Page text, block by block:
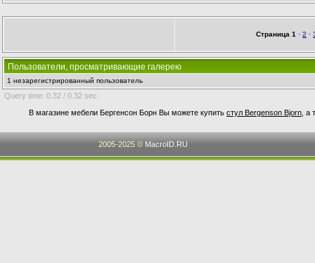
Страница 1 · 2 ·
Пользователи, просматривающие галерею
1 незарегистрированный пользователь
Query time: 0.32 / 0.32 sec.
В магазине мебели Бергенсон Борн Вы можете купить стул Bergenson Bjorn ,
2005-2025 © MacroID.RU